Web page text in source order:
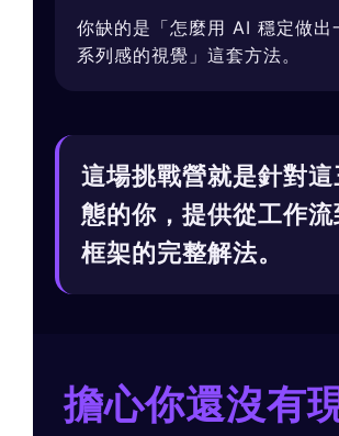
你缺的是「怎麼用 AI 穩定做出
系列感的視覺」這套方法。
這場挑戰營就是針對
態的你，提供從工作
框架的完整解法。
擔心你還沒有